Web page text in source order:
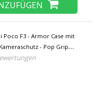
Poco F3 - Armor Case mit
- Pop Grip